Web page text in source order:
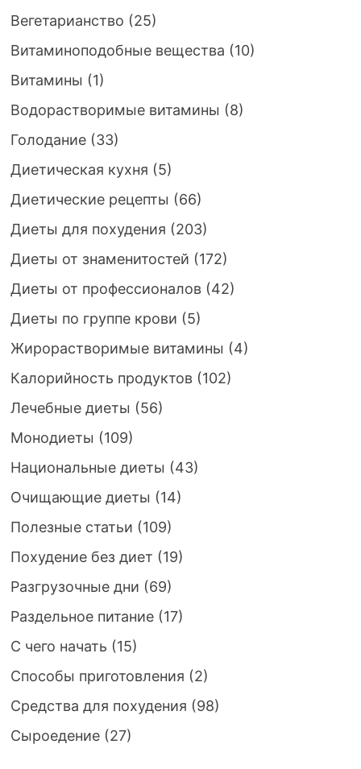
Вегетарианство (25)
Витаминоподобные вещества (10)
Витамины (1)
Водорастворимые витамины (8)
Голодание(33)
Диетическая кухня (5)
Диетические рецепты (66)
Диеты для похудения (203)
Диеты от знаменитостей (172)
Диеты от профессионалов(42)
Диеты по группе крови (5)
Жирорастворимые витамины (4)
Калорийность продуктов(102)
Лечебные диеты (56)
Монодиеты (109)
Национальные диеты (43)
Очищающие диеты (14)
Полезные статьи (109)
Похудение без диет (19)
Разгрузочные дни (69)
Раздельное питание(17)
С чего начать (15)
Способы приготовления (2)
Средства для похудения (98)
Сыроедение(27)